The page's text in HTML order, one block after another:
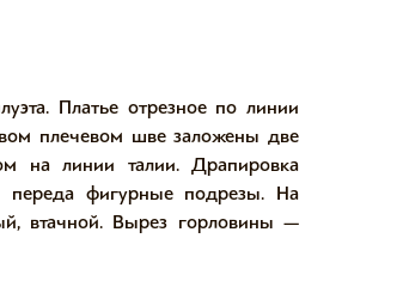
Платье отрезное по линии
плечевом шве заложены две
на линии талии. Драпировка
переда фигурные подрезы. На
втачной. Вырез горловины —